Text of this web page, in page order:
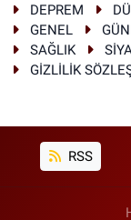
DEPREM
GENEL
SAĞLIK
GİZLİLİK
RSS